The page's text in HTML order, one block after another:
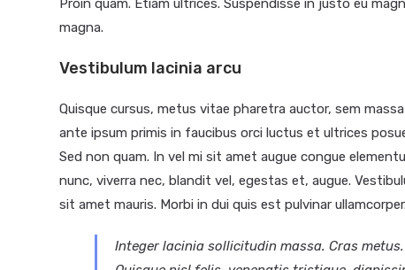
Proin quam. Etiam ultrices. Suspendisse in justo eu
magna.
Vestibulum lacinia arcu
Quisque cursus, metus vitae pharetra auctor, sem
ante ipsum primis in faucibus orci luctus et ultrices
Sed non quam. In vel mi sit amet augue congue
nunc, viverra nec, blandit vel, egestas et, augue.
sit amet mauris. Morbi in dui quis est pulvinar
Integer lacinia sollicitudin massa. Cras